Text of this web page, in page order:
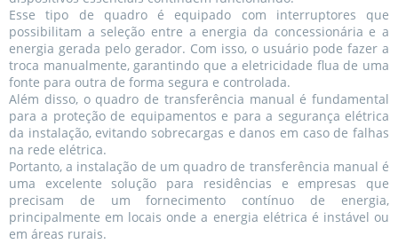
Esse tipo de quadro é equipado com interruptores que
possibilitam a seleção entre a energia da concessionária e a
energia gerada pelo gerador. Com isso, o usuário pode fazer a
troca manualmente, garantindo que a eletricidade flua de uma
fonte para outra de forma segura e controlada.
Além disso, o quadro de transferência manual é fundamental
para a proteção de equipamentos e para a segurança elétrica
da instalação, evitando sobrecargas e danos em caso de falhas
na rede elétrica.
Portanto, a instalação de um quadro de transferência manual é
uma excelente solução para residências e empresas que
precisam de um fornecimento contínuo de energia,
principalmente em locais onde a energia elétrica é instável ou
em áreas rurais.